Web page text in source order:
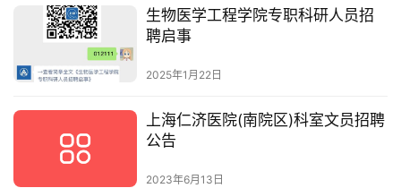
生物医学工程学院专职科研人员招
聘启事
2025年1月22日
上海仁济医院(南院区)科室文员招聘
公告
2023年6月13日